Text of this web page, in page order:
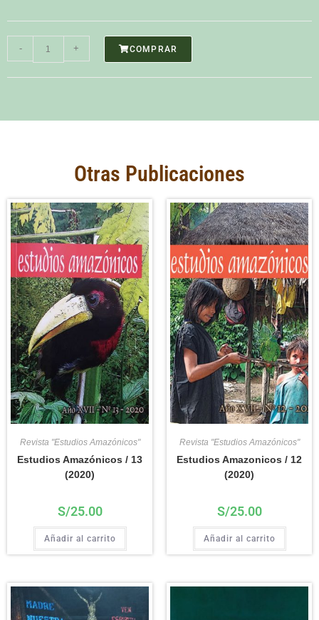
- + COMPRAR
Otras Publicaciones
Revista "Estudios Amazónicos"
Estudios Amazónicos / 13
(2020)
S/25.00
Añadir al carrito
Revista "Estudios Amazónicos"
Estudios Amazonicos / 12
(2020)
S/25.00
Añadir al carrito